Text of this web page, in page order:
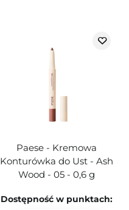
Paese - Kremowa
Konturówka do Ust - Ash
Wood - 05 - 0,6 g
Dostępność w punktach: